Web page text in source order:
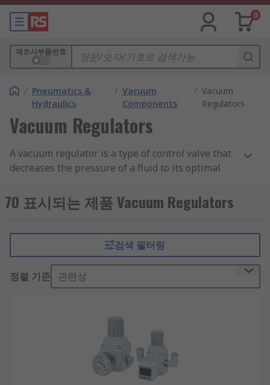
0
제조사부품번호
/ Pneumatics &
Hydraulics
/ Vacuum
Components
/ Vacuum
Regulators
Vacuum Regulators
A vacuum regulator is a type of control valve that
decreases the pressure of a fluid to its optimal
opening and closing valves to control airflow. The
primary objective is either to increase absolute
What are vacuum regulators used for?
Pneumatic air preparation
A vacuum regulator is therefore used to regulate
airflow and maintain a constant output pressure
by giving the operator the ability to control the
volume of air in the system. Some regulators are
70 표시되는 제품 Vacuum Regulators
검색 필터링
정렬 기준 관련성